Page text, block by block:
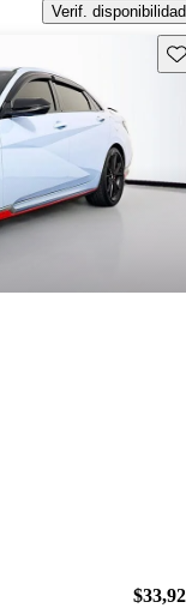
Verif. disponibilidad